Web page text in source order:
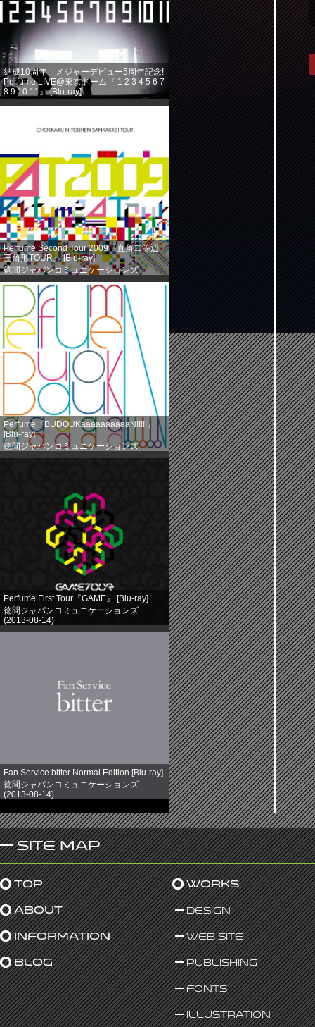
結成10周年、メジャーデビュー5周年記念!
Perfume LIVE@東京ドーム『 1 2 3 4 5 6 7
8 9 10 11』 [Blu-ray]
徳間ジャパンコミュニケーションズ
Perfume Second Tour 2009『直角二等辺
三角形TOUR』 [Blu-ray]
徳間ジャパンコミュニケーションズ
(2013-08-14)
売り上げランキング: 584
Perfume『BUDOUKaaaaaaaaaaN!!!!!』
[Blu-ray]
徳間ジャパンコミュニケーションズ
(2013-08-14)
Perfume First Tour『GAME』 [Blu-ray]
徳間ジャパンコミュニケーションズ
(2013-08-14)
売り上げランキング: 758
Fan Service bitter Normal Edition [Blu-ray]
徳間ジャパンコミュニケーションズ
(2013-08-14)
Site Map
Top
About
Information
Blog
Works
Design
Web Site
Publishing
Fonts
Illustration